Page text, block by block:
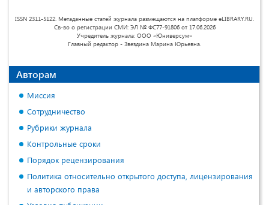
ISSN 2311-5122. Метаданные статей журнала размещаются на платформе eLIBRARY.RU.
Св-во о регистрации СМИ: ЭЛ № ФС77-91806 от 17.06.2026
Учредитель журнала: ООО «Юниверсум»
Главный редактор - Звездина Марина Юрьевна.
Авторам
Миссия
Сотрудничество
Рубрики журнала
Контрольные сроки
Порядок рецензирования
Политика относительно открытого доступа, лицензирования
и авторского права